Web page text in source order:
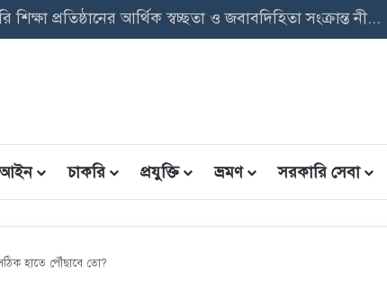
সমন্বিত উপবৃত্তি তথ্য ফরম: শিক্ষার্থীদের তথ্য এন্ট্রি ফরম PDF ডাউনলোড
আইন চাকরি প্রযুক্তি ভ্রমণ সরকারি সেবা
হাতে পৌঁছাবে তো?